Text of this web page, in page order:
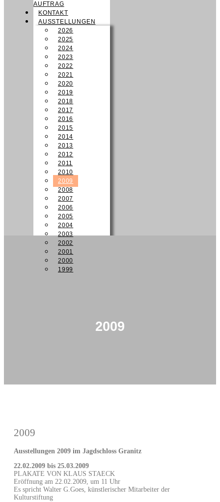
AUFTRAG
KONTAKT
AUSSTELLUNGEN
2026
2025
2024
2023
2022
2021
2020
2019
2018
2017
2016
2015
2014
2013
2012
2011
2010
2009
2008
2007
2006
2005
2004
2003
2002
2001
2000
1999
2009
2009
Ausstellungen 2009 im Jagdschloss Granitz
22.02.2009 bis 25.03.2009
PLAKATE VON KLAUS STAECK
Eröffnung am 22.02.2009, um 11 Uhr
Es spricht Walter G.Goes, künstlerischer Mitarbeiter der
Kulturstiftung